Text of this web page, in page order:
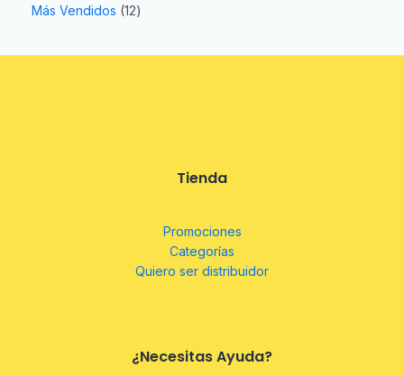
Más Vendidos 12
Tienda
Promociones
Categorías
Quiero ser distribuidor
¿Necesitas Ayuda?